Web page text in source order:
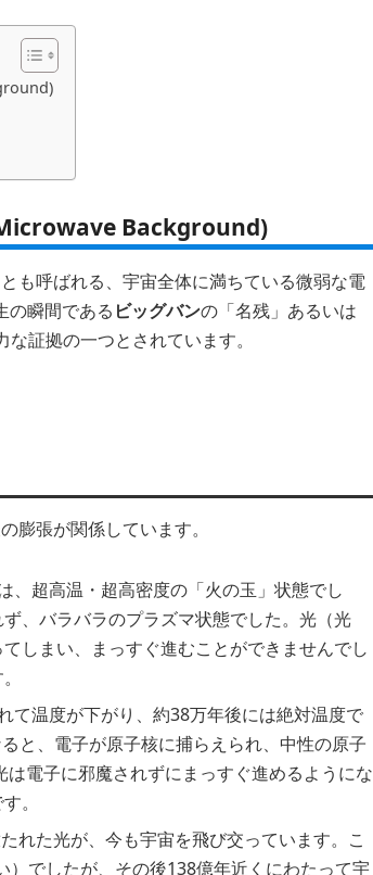
Background)
も呼ばれる、宇宙全体に満ちている微弱な電
の瞬間である ビッグバンの「名残」あるいは
証拠の一つとされています。
膨張が関係しています。
、超高温・超高密度の「火の玉」状態でし
、バラバラのプラズマ状態でした。光（光
しまい、まっすぐ進むことができませんでし
て温度が下がり、約38万年後には絶対温度で
と、電子が原子核に捕らえられ、中性の原子
は電子に邪魔されずにまっすぐ進めるようにな
。
れた光が、今も宇宙を飛び交っています。こ
でしたが、その後138億年近くにわたって宇